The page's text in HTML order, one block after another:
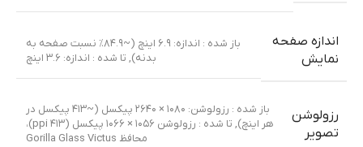
اندازه صفحه
نمایش
باز شده : اندازه: ۶.۹ اینچ (~۸۴.۹٪ نسبت صفحه به
بدنه), تا شده : اندازه: ۳.۶ اینچ
رزولوشن
تصویر
باز شده : رزولوشن: ۱۰۸۰ × ۲۶۴۰ پیکسل (~۴۱۳ پیکسل در
هر اینچ),
تا شده : رزولوشن ۱۰۵۶ × ۱۰۶۶ پیکسل (۴۱۳ ppi)،
محافظ Gorilla Glass Victus